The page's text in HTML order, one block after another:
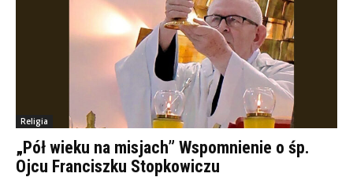
Religia
„Pół wieku na misjach” Wspomnienie o śp.
Ojcu Franciszku Stopkowiczu